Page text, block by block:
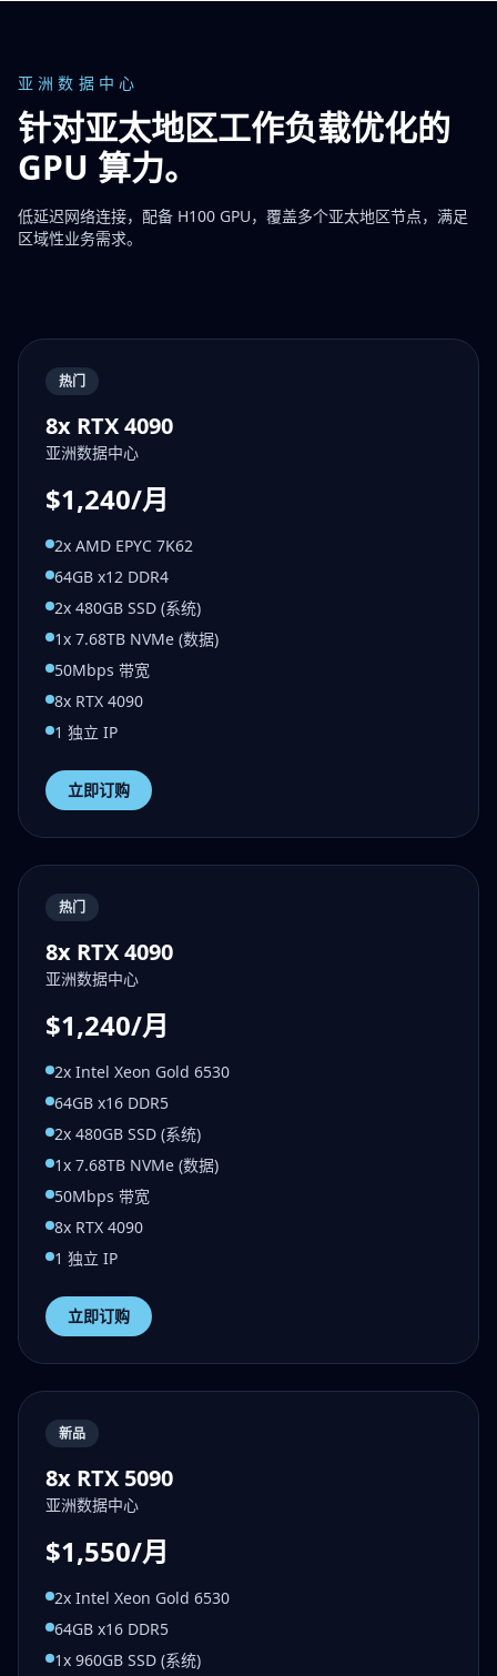
亚洲数据中心
针对亚太地区工作负载优化的
GPU 算力。
低延迟网络连接，配备 H100 GPU，覆盖多个亚太地区节点，满足
区域性业务需求。
热门
8x RTX 4090
亚洲数据中心
$1,240/月
2x AMD EPYC 7K62
64GB x12 DDR4
2x 480GB SSD (系统)
1x 7.68TB NVMe (数据)
50Mbps 带宽
8x RTX 4090
1 独立 IP
立即订购
热门
8x RTX 4090
亚洲数据中心
$1,240/月
2x Intel Xeon Gold 6530
64GB x16 DDR5
2x 480GB SSD (系统)
1x 7.68TB NVMe (数据)
50Mbps 带宽
8x RTX 4090
1 独立 IP
立即订购
新品
8x RTX 5090
亚洲数据中心
$1,550/月
2x Intel Xeon Gold 6530
64GB x16 DDR5
1x 960GB SSD (系统)